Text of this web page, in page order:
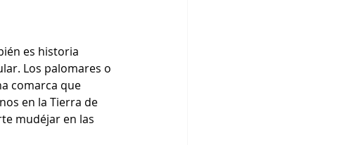
es historia
Los palomares o
comarca que
en la Tierra de
mudéjar en las